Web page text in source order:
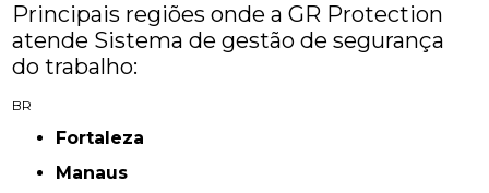
Principais regiões onde a GR Protection
atende Sistema de gestão de segurança
do trabalho:
BR
Fortaleza
Manaus